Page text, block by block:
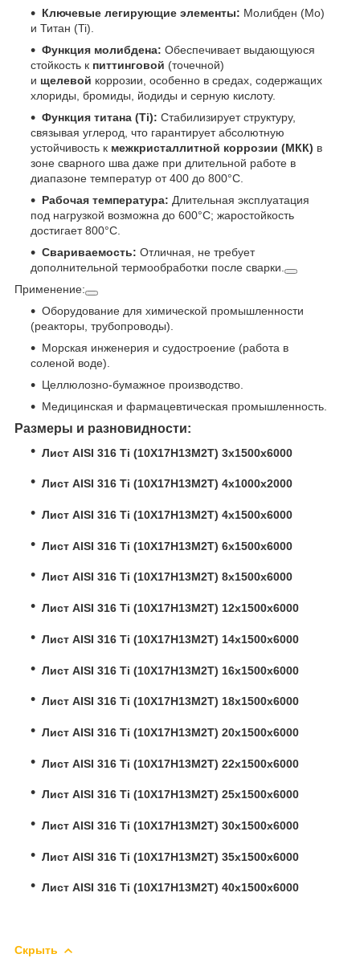
Ключевые легирующие элементы: Молибден (Mo)
и Титан (Ti).
Функция молибдена: Обеспечивает выдающуюся
стойкость к питтинговой (точечной)
и щелевой коррозии, особенно в средах, содержащих
хлориды, бромиды, йодиды и серную кислоту.
Функция титана (Ti): Стабилизирует структуру,
связывая углерод, что гарантирует абсолютную
устойчивость к межкристаллитной коррозии (МКК) в
зоне сварного шва даже при длительной работе в
диапазоне температур от 400 до 800°С.
Рабочая температура: Длительная эксплуатация
под нагрузкой возможна до 600°С; жаростойкость
достигает 800°С.
Свариваемость: Отличная, не требует
дополнительной термообработки после сварки.
Применение:
Оборудование для химической промышленности
(реакторы, трубопроводы).
Морская инженерия и судостроение (работа в
соленой воде).
Целлюлозно-бумажное производство.
Медицинская и фармацевтическая промышленность.
Размеры и разновидности:
Лист AISI 316 Ti (10Х17Н13М2Т) 3x1500х6000
Лист AISI 316 Ti (10Х17Н13М2Т) 4x1000х2000
Лист AISI 316 Ti (10Х17Н13М2Т) 4x1500х6000
Лист AISI 316 Ti (10Х17Н13М2Т) 6x1500х6000
Лист AISI 316 Ti (10Х17Н13М2Т) 8x1500х6000
Лист AISI 316 Ti (10Х17Н13М2Т) 12x1500х6000
Лист AISI 316 Ti (10Х17Н13М2Т) 14x1500х6000
Лист AISI 316 Ti (10Х17Н13М2Т) 16x1500х6000
Лист AISI 316 Ti (10Х17Н13М2Т) 18x1500х6000
Лист AISI 316 Ti (10Х17Н13М2Т) 20x1500х6000
Лист AISI 316 Ti (10Х17Н13М2Т) 22x1500х6000
Лист AISI 316 Ti (10Х17Н13М2Т) 25x1500х6000
Лист AISI 316 Ti (10Х17Н13М2Т) 30x1500х6000
Лист AISI 316 Ti (10Х17Н13М2Т) 35x1500х6000
Лист AISI 316 Ti (10Х17Н13М2Т) 40x1500х6000
Скрыть